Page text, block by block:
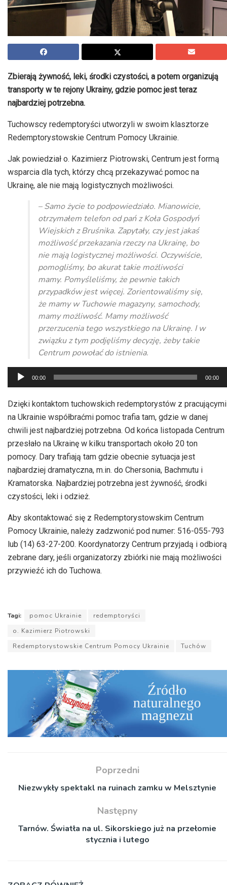
Zbierają żywność, leki, środki czystości, a potem organizują
transporty w te rejony Ukrainy, gdzie pomoc jest teraz
najbardziej potrzebna.
Tuchowscy redemptoryści utworzyli w swoim klasztorze
Redemptorystowskie Centrum Pomocy Ukrainie.
Jak powiedział o. Kazimierz Piotrowski, Centrum jest formą
wsparcia dla tych, którzy chcą przekazywać pomoc na
Ukrainę, ale nie mają logistycznych możliwości.
– Samo życie to podpowiedziało. Mianowicie,
otrzymałem telefon od pań z Koła Gospodyń
Wiejskich z Bruśnika. Zapytały, czy jest jakaś
możliwość przekazania rzeczy na Ukrainę, bo
nie mają logistycznej możliwości. Oczywiście,
pomogliśmy, bo akurat takie możliwości
mamy. Pomyśleliśmy, że pewnie takich
przypadków jest więcej. Zorientowaliśmy się,
że mamy w Tuchowie magazyny, samochody,
mamy możliwość. Mamy możliwość
przerzucenia tego wszystkiego na Ukrainę. I w
związku z tym podjęliśmy decyzję, żeby takie
Centrum powołać do istnienia.
Odtwarzacz
plików
dźwiękowych
00:00 00:00
Dzięki kontaktom tuchowskich redemptorystów z pracującymi
na Ukrainie współbraćmi pomoc trafia tam, gdzie w danej
chwili jest najbardziej potrzebna. Od końca listopada Centrum
przesłało na Ukrainę w kilku transportach około 20 ton
pomocy. Dary trafiają tam gdzie obecnie sytuacja jest
najbardziej dramatyczna, m.in. do Chersonia, Bachmutu i
Kramatorska. Najbardziej potrzebna jest żywność, środki
czystości, leki i odzież.
Aby skontaktować się z Redemptorystowskim Centrum
Pomocy Ukrainie, należy zadzwonić pod numer: 516-055-793
lub (14) 63-27-200. Koordynatorzy Centrum przyjadą i odbiorą
zebrane dary, jeśli organizatorzy zbiórki nie mają możliwości
przywieźć ich do Tuchowa.
Tagi: pomoc Ukrainie
redemptoryści
o. Kazimierz Piotrowski
Redemptorystowskie Centrum Pomocy Ukrainie
Tuchów
Poprzedni
Niezwykły spektakl na ruinach zamku w Melsztynie
Następny
Tarnów. Światła na ul. Sikorskiego już na przełomie
stycznia i lutego